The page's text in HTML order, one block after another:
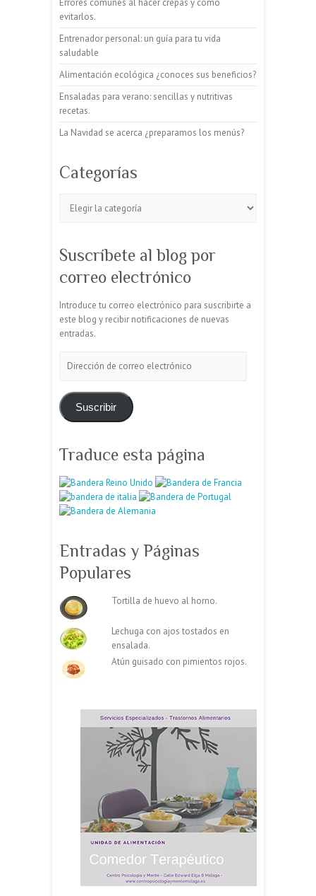
evitarlos.
Entrenador personal: un guía para tu vida
saludable
Alimentación ecológica ¿conoces sus beneficios?
Ensaladas para verano: sencillas y nutritivas
recetas.
La Navidad se acerca ¿preparamos los menús?
Categorías
Suscríbete al blog por
correo electrónico
Introduce tu correo electrónico para suscribirte a
este blog y recibir notificaciones de nuevas
entradas.
de
electrónico
Suscribir
Traduce esta página
Entradas y Páginas
Populares
Tortilla de huevo al horno.
Lechuga con ajos tostados en
ensalada.
Atún guisado con pimientos rojos.